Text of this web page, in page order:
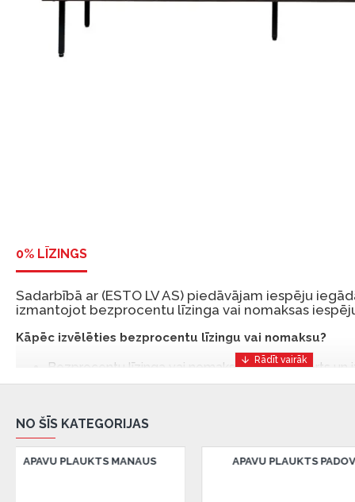
0% LĪZINGS
Sadarbībā ar (ESTO LV AS) piedāvājam iespēju
izmantojot bezprocentu līzinga vai nomaksas
Kāpēc izvēlēties bezprocentu līzingu vai nomaksu?
Bezprocentu līzinga vai nomaksas iespēja ir ērts un
risinājums, lai iegādātos vajadzīgās preces tulīt,
Ar ESTO iegūstiet bezprocentu līzinga vai nomaksas
iemaksas un ar nomaksas termiņu līdz 12 mēnešiem.
Piemērs: Preces cena 300 €, termiņš: 12 mēneši,
NO ŠĪS KATEGORIJAS
APAVU PLAUKTS SWANSEA APAVU